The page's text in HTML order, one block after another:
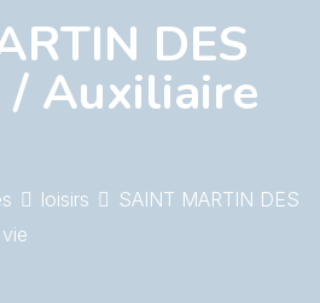
DES
/ Auxiliaire
loisirs
SAINT MARTIN DES